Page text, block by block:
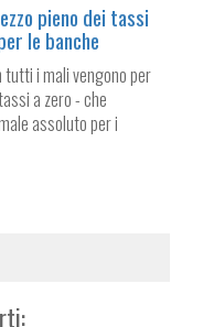
pieno dei tassi
le banche
tutti i mali vengono per
a zero - che
assoluto per i